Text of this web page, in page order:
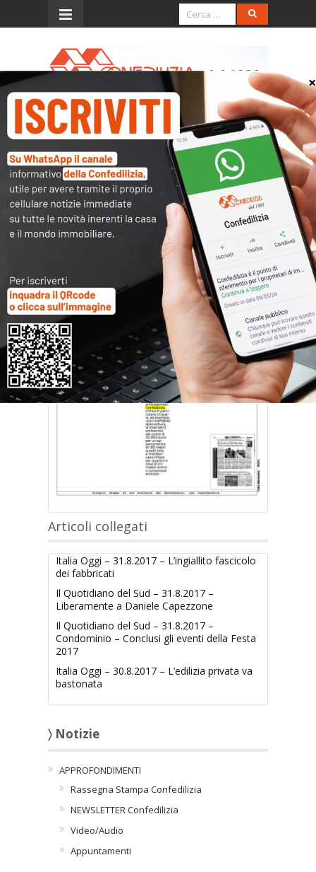
Menu
Metropolis – 27.8.2016 –
Confedilizia “Basta
ipocrisie”
Articoli collegati
Italia Oggi – 31.8.2017 – L’ingiallito fascicolo
dei fabbricati
Il Quotidiano del Sud – 31.8.2017 –
Liberamente a Daniele Capezzone
Il Quotidiano del Sud – 31.8.2017 –
Condominio – Conclusi gli eventi della Festa
2017
Italia Oggi – 30.8.2017 – L’edilizia privata va
bastonata
〉 Notizie
APPROFONDIMENTI
Rassegna Stampa Confedilizia
NEWSLETTER Confedilizia
Video/Audio
Appuntamenti